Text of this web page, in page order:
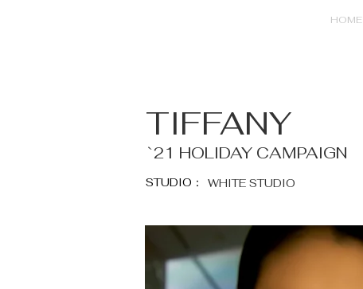
HOME
TIFFANY
`21 HOLIDAY CAMPAIGN
STUDIO： WHITE STUDIO